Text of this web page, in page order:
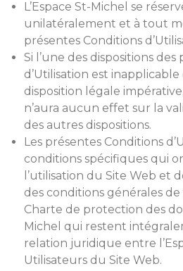
L’Espace St-Michel se
unilatéralement et à tout
présentes Conditions
Si l’une des dispositions
d’Utilisation est
disposition légale
n’aura aucun effet sur la
des autres dispositions.
Les présentes Conditions
conditions spécifiques qui
l’utilisation du Site Web et
des conditions générales
Charte de protection des
Michel qui restent
relation juridique entre
Utilisateurs du Site Web.